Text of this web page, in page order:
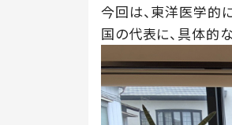
今回は、東洋医学的
国の代表に、具体的